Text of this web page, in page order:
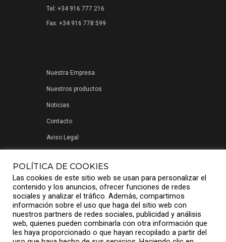
Tel: +34 916 777 216
Fax: +34 916 778 599
Nuestra Empresa
Nuestros productos
Noticias
Contacto
Aviso Legal
POLÍTICA DE COOKIES
Las cookies de este sitio web se usan para personalizar el
contenido y los anuncios, ofrecer funciones de redes
sociales y analizar el tráfico. Además, compartimos
información sobre el uso que haga del sitio web con
nuestros partners de redes sociales, publicidad y análisis
web, quienes pueden combinarla con otra información que
les haya proporcionado o que hayan recopilado a partir del